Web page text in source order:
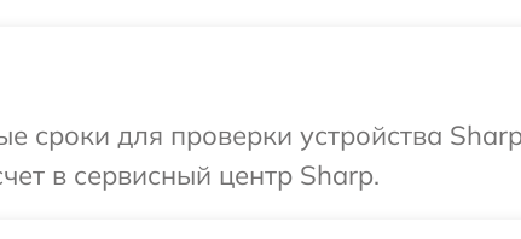
сроки для проверки устройства
в сервисный центр Sharp.